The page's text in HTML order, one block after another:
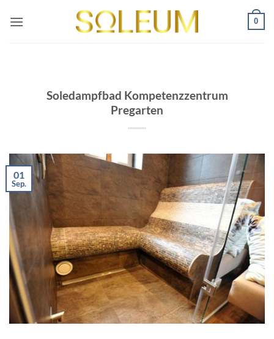
Inhalt
0
Soledampfbad Kompetenzzentrum
Pregarten
01
Sep.